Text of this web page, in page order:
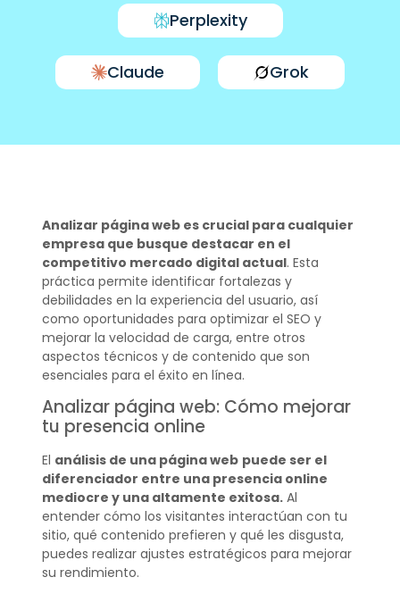
Perplexity
Claude Grok
Analizar página web es crucial para cualquier
empresa que busque destacar en el
competitivo mercado digital actual. Esta
práctica permite identificar fortalezas y
debilidades en la experiencia del usuario, así
como oportunidades para optimizar el SEO y
mejorar la velocidad de carga, entre otros
aspectos técnicos y de contenido que son
esenciales para el éxito en línea.
Analizar página web: Cómo mejorar
tu presencia online
El análisis de una página web puede ser el
diferenciador entre una presencia online
mediocre y una altamente exitosa.Al
entender cómo los visitantes interactúan con tu
sitio, qué contenido prefieren y qué les disgusta,
puedes realizar ajustes estratégicos para mejorar
su rendimiento.